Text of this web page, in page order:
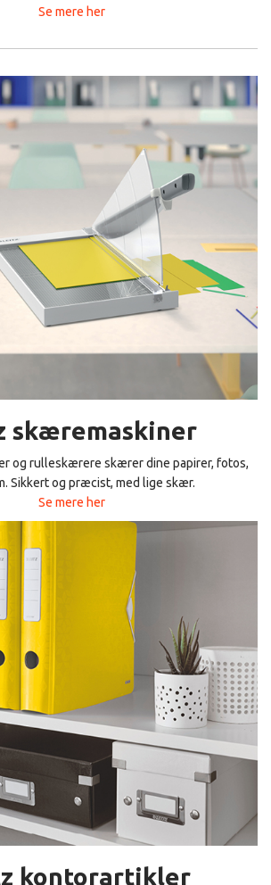
Se mere her
skæremaskiner
og rulleskærere skærer dine papirer, fotos,
Sikkert og præcist, med lige skær.
Se mere her
kontorartikler